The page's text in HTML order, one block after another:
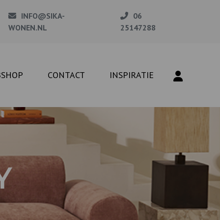
INFO@SIKA-
WONEN.NL
06
25147288
CONTACT INSPIRATIE